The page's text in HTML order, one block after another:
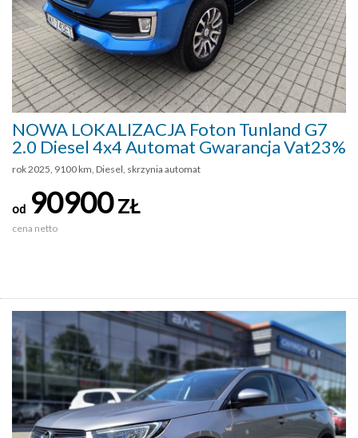
NOWA LOKALIZACJA Foton Tunland G7
2.0 Diesel 4x4 Automat Gwarancja Vat23%
rok 2025, 9100 km, Diesel, skrzynia automat
od 90900ZŁ
cena netto